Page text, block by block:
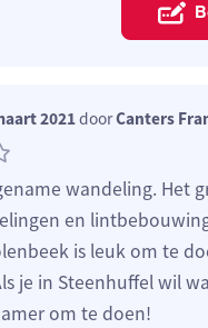
2021doorCanters
wandeling. Het
en
is leuk om te
je in Steenhuffel wil
om te doen!